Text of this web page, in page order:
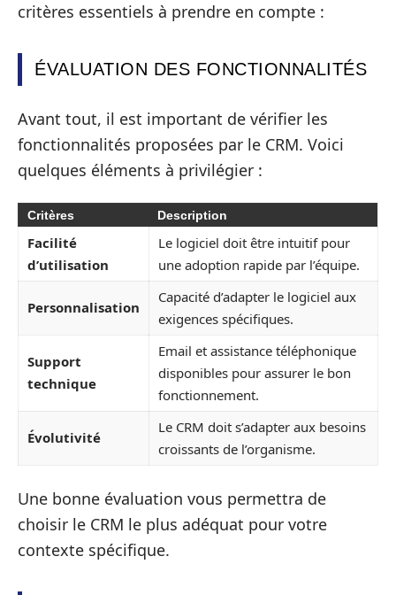
critères essentiels à prendre en compte :
ÉVALUATION DES FONCTIONNALITÉS
Avant tout, il est important de vérifier les
fonctionnalités proposées par le CRM. Voici
quelques éléments à privilégier :
Critères Description
Facilité
d’utilisation
Le logiciel doit être intuitif pour
une adoption rapide par l’équipe.
Personnalisation
Capacité d’adapter le logiciel aux
exigences spécifiques.
Support
technique
Email et assistance téléphonique
disponibles pour assurer le bon
fonctionnement.
Évolutivité
Le CRM doit s’adapter aux besoins
croissants de l’organisme.
Une bonne évaluation vous permettra de
choisir le CRM le plus adéquat pour votre
contexte spécifique.